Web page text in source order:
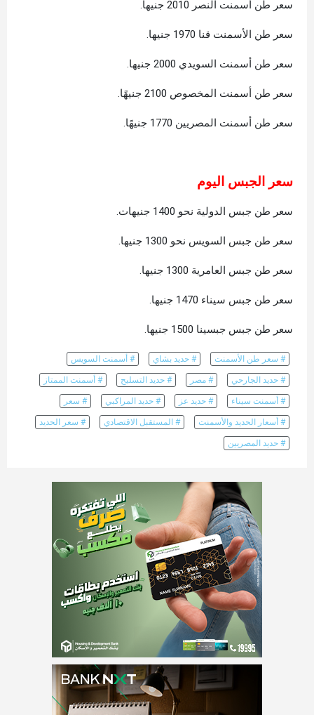
سعر طن أسمنت النصر 2010 جنيها.
سعر طن الأسمنت قنا 1970 جنيها.
سعر طن أسمنت السويدي 2000 جنيها.
سعر طن أسمنت المخصوص 2100 جنيهًا.
سعر طن أسمنت المصريين 1770 جنيهًا.
سعر الجبس اليوم
سعر طن جبس الدولية نحو 1400 جنيهات.
سعر طن جبس السويس نحو 1300 جنيها.
سعر طن جبس العامرية 1300 جنيها.
سعر طن جبس سيناء 1470 جنيها.
سعر طن جبس جبسينا 1500 جنيها.
# سعر طن الأسمنت # حديد بشاي # أسمنت السويس
# حديد الجارحي # مصر # حديد التسليح # أسمنت الممتاز
# أسمنت سيناء # حديد عز # حديد المراكبي # سعر
# أسعار الحديد والأسمنت # المستقبل الاقتصادي # سعر الحديد
# حديد المصريين